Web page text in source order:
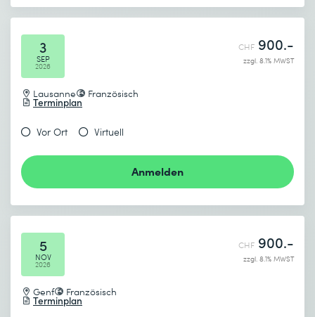
3
SEP
2026
Lausanne Französisch
Terminplan
CHF 900.-
zzgl. 8.1% MWST
Vor Ort Virtuell
Anmelden
5
NOV
2026
Genf Französisch
Terminplan
CHF 900.-
zzgl. 8.1% MWST